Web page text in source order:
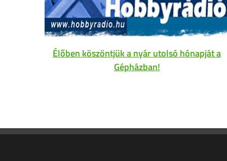
Élőben köszöntjük a nyár utolsó hónapját a
Gépházban!